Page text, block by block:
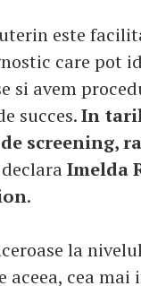
este
care pot
si avem
succes.In
screening,
declaraImelda
.
la
aceea, cea